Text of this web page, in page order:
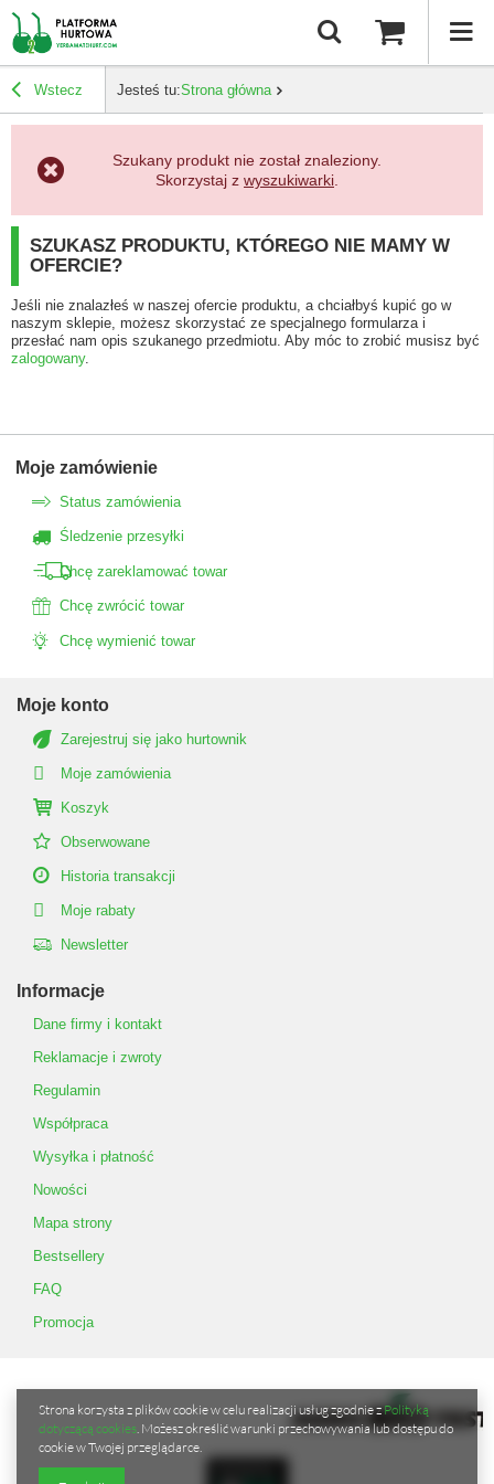
Wstecz Jesteś tu:Strona główna
Szukany produkt nie został znaleziony.
Skorzystaj z wyszukiwarki
SZUKASZ PRODUKTU, KTÓREGO NIE MAMY W
OFERCIE?
Jeśli nie znalazłeś w naszej ofercie produktu, a chciałbyś kupić go w
naszym sklepie, możesz skorzystać ze specjalnego formularza i
przesłać nam opis szukanego przedmiotu. Aby móc to zrobić musisz być
zalogowany.
Moje zamówienie
Status zamówienia
Śledzenie przesyłki
Chcę zareklamować towar
Chcę zwrócić towar
Chcę wymienić towar
Moje konto
Zarejestruj się jako hurtownik
Moje zamówienia
Koszyk
Obserwowane
Historia transakcji
Moje rabaty
Newsletter
Informacje
Dane firmy i kontakt
Reklamacje i zwroty
Regulamin
Współpraca
Wysyłka i płatność
Nowości
Mapa strony
Bestsellery
FAQ
Promocja
Strona korzysta z plików cookie w celu realizacji usług zgodnie zPolityką
dotyczącą cookies. Możesz określić warunki przechowywania lub dostępu do
cookie w Twojej przeglądarce.